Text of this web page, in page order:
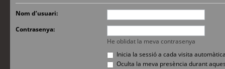
Nom d’usuari:
Contrasenya:
He oblidat la meva contrasenya
Inicia la sessió a cada visita
Oculta la meva presència durant